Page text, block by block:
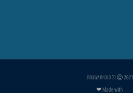
Ⓒ 2021 כל הזכויות שמורות.
Made with ❤